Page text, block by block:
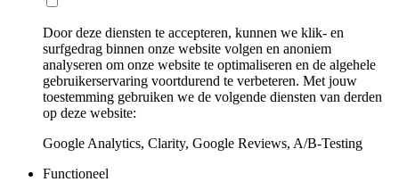
Door deze diensten te accepteren, kunnen we klik- en
surfgedrag binnen onze website volgen en anoniem
analyseren om onze website te optimaliseren en de algehele
gebruikerservaring voortdurend te verbeteren. Met jouw
toestemming gebruiken we de volgende diensten van derden
op deze website:
Google Analytics, Clarity, Google Reviews, A/B-Testing
Functioneel